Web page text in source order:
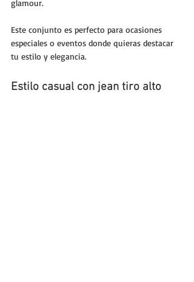
glamour.
Este conjunto es perfecto para ocasiones
especiales o eventos donde quieras destacar
tu estilo y elegancia.
Estilo casual con jean tiro alto